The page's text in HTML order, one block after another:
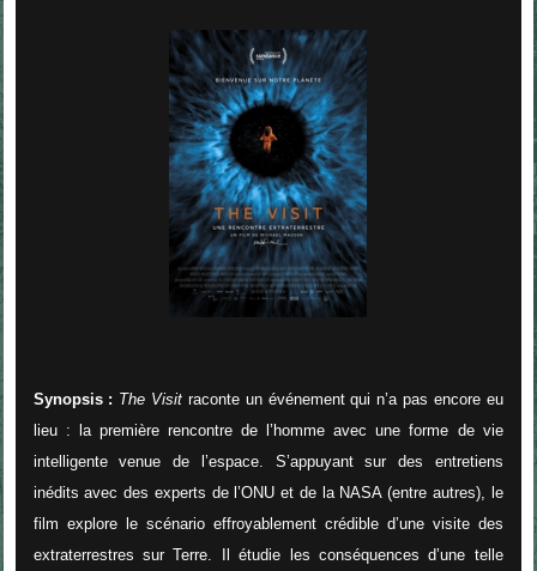
Synopsis : The Visit raconte un événement qui n’a pas encore eu
lieu : la première rencontre de l’homme avec une forme de vie
intelligente venue de l’espace. S’appuyant sur des entretiens
inédits avec des experts de l’ONU et de la NASA (entre autres), le
film explore le scénario effroyablement crédible d’une visite des
extraterrestres sur Terre. Il étudie les conséquences d’une telle